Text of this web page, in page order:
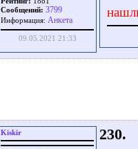
Сообщений: 3799
Информация: Aнкета
09.05.2021 21:33
Kiskir
230.